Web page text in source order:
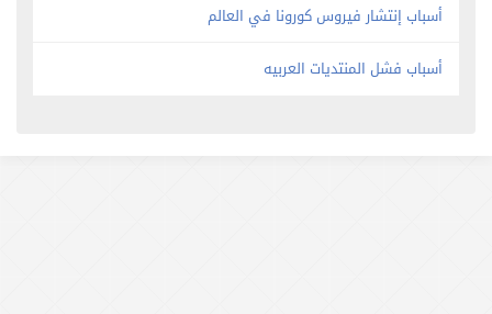
أسباب إنتشار فيروس كورونا في العالم
أسباب فشل المنتديات العربيه